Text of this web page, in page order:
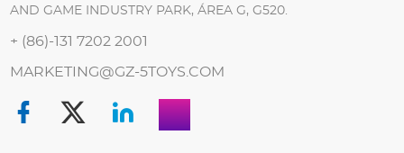
AND GAME INDUSTRY PARK, ÁREA G, G520.
+ (86)-131 7202 2001
MARKETING@GZ-5TOYS.COM